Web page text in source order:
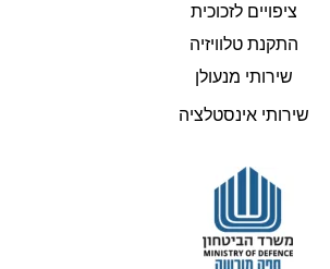
ציפויים לזכוכית
התקנת טלוויזיה
שירותי מנעולן
שירותי אינסטלציה